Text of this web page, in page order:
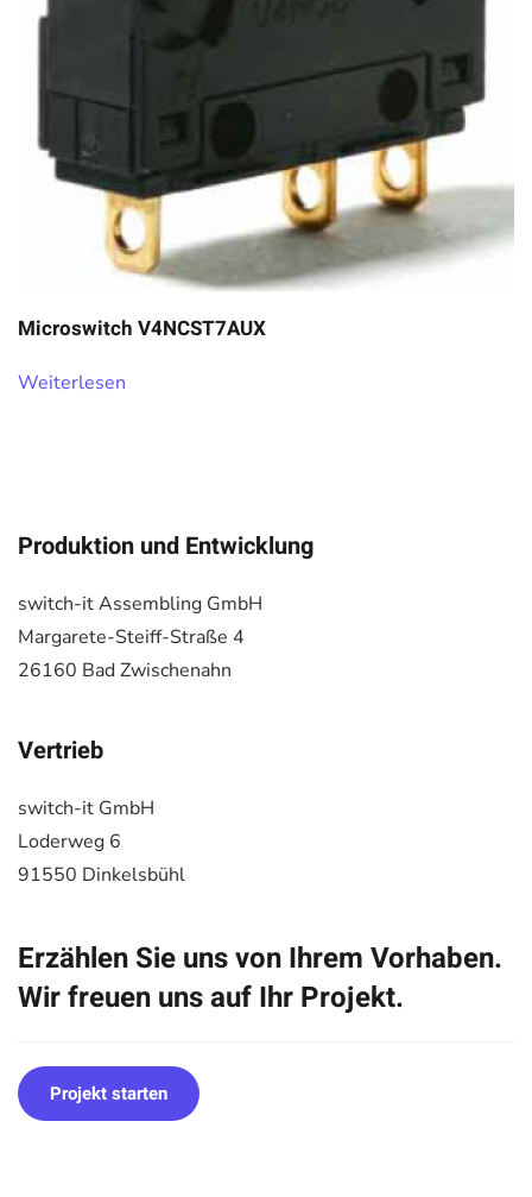
Microswitch V4NCST7AUX
Weiterlesen
Produktion und Entwicklung
switch-it Assembling GmbH
Margarete-Steiff-Straße 4
26160 Bad Zwischenahn
Vertrieb
switch-it GmbH
Loderweg 6
91550 Dinkelsbühl
Erzählen Sie uns von Ihrem Vorhaben.
Wir freuen uns auf Ihr Projekt.
Projekt starten